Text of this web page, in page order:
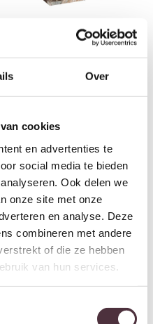
Over
cookies
en advertenties te
social media te bieden
Ook delen we
onze site met onze
en analyse. Deze
combineren met andere
of die ze hebben
van hun services.
Richmond Interiors Bijzettafel
Tovek Blush beige
Light & Living Bijzettafel
45x42x63 cm QIANO acacia